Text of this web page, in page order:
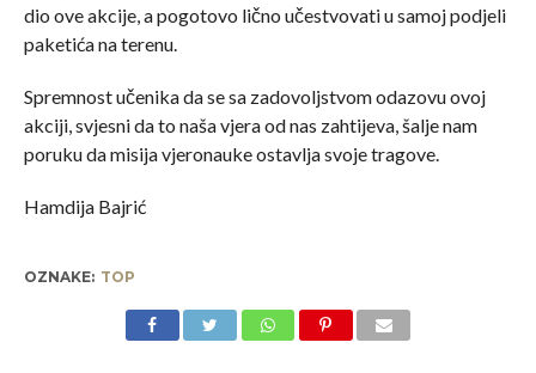
dio ove akcije, a pogotovo lično učestvovati u samoj podjeli
paketića na terenu.
Spremnost učenika da se sa zadovoljstvom odazovu ovoj
akciji, svjesni da to naša vjera od nas zahtijeva, šalje nam
poruku da misija vjeronauke ostavlja svoje tragove.
Hamdija Bajrić
OZNAKE: TOP